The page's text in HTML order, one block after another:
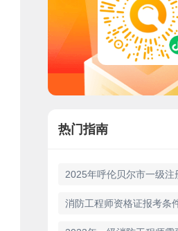
热门指南
消防工程师资格证报考条